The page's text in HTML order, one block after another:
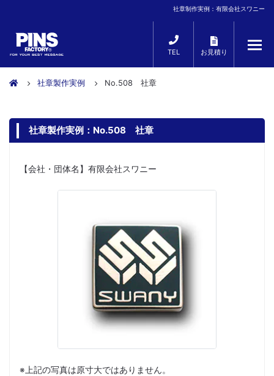
社章制作実例：有限会社スワニー
TEL お見積り
社章製作実例 No.508 社章
社章製作実例：No.508 社章
【会社・団体名】有限会社スワニー
※上記の写真は原寸大ではありません。